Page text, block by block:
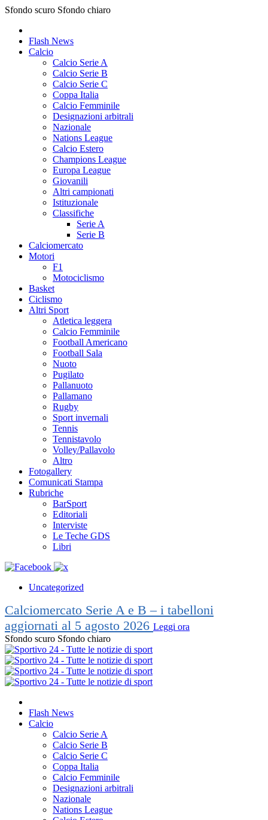
Sfondo scuro Sfondo chiaro
Flash News
Calcio
Calcio Serie A
Calcio Serie B
Calcio Serie C
Coppa Italia
Calcio Femminile
Designazioni arbitrali
Nazionale
Nations League
Calcio Estero
Champions League
Europa League
Giovanili
Altri campionati
Istituzionale
Classifiche
Serie A
Serie B
Calciomercato
Motori
F1
Motociclismo
Basket
Ciclismo
Altri Sport
Atletica leggera
Calcio Femminile
Football Americano
Football Sala
Nuoto
Pugilato
Pallanuoto
Pallamano
Rugby
Sport invernali
Tennis
Tennistavolo
Volley/Pallavolo
Altro
Fotogallery
Comunicati Stampa
Rubriche
BarSport
Editoriali
Interviste
Le Teche GDS
Libri
Uncategorized
Calciomercato Serie A e B – i tabelloni
aggiornati al 5 agosto 2026 Leggi ora
Sfondo scuro Sfondo chiaro
Flash News
Calcio
Calcio Serie A
Calcio Serie B
Calcio Serie C
Coppa Italia
Calcio Femminile
Designazioni arbitrali
Nazionale
Nations League